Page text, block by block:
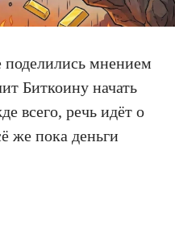
поделились мнением
Биткоину начать
всего, речь идёт о
же пока деньги